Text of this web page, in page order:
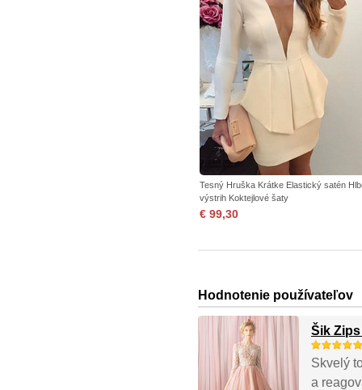
Tesný Hruška Krátke Elastický satén
výstrih Koktejlové šaty
€ 99,30
Hodnotenie používateľov
Šik
Skvelý
a